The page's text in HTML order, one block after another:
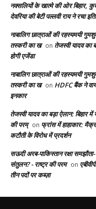
नक्सलियों के खात्मे की ओर बिहार,
देवरिया की बेटी पल्लवी राय ने रचा
नाबालिग छात्राओं की रहस्यमयी
तस्करी का ख on तेजस्वी यादव का
होगी एजेंडा
नाबालिग छात्राओं की रहस्यमयी
तस्करी का ख on HDFC बैंक ने
इनकार
तेजस्वी यादव का बड़ा ऐलान: बिहार में
की परम् on फ्रांस में हाहाकार:
कटौती के विरोध में प्रदर्शन
सऊदी अरब-पाकिस्तान रक्षा
संतुलन? - राष्ट्र की परम on
तीन पदों पर कब्ज़ा